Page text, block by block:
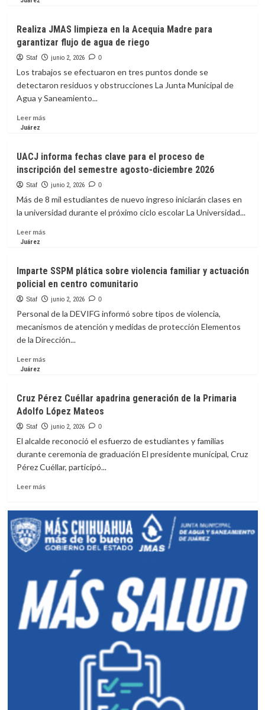
municipio
convocatoria
para
becas
de
acceso
a
para
aspirantes
de
UACJ.
Realiza JMAS limpieza en la Acequia Madre para
garantizar flujo de agua de riego
Staf junio 2, 2026 0
Los trabajos se efectuaron en tres puntos donde se
detectaron residuos y obstrucciones La Junta Municipal de
Agua y Saneamiento...
Leer másLeer
JMAS
limpieza
en
la
Madre
agua
de
riego
Juárez
UACJ informa fechas clave para el proceso de
inscripción del semestre agosto-diciembre 2026
Staf junio 2, 2026 0
Más de 8 mil estudiantes de nuevo ingreso iniciarán clases en
la universidad durante el próximo ciclo escolar La Universidad...
Leer másLeer
informa
fechas
clave
para
proceso
de
diciembre
2026
Juárez
Imparte SSPM plática sobre violencia familiar y actuación
policial en centro comunitario
Staf junio 2, 2026 0
Personal de la DEVIFG informó sobre tipos de violencia,
mecanismos de atención y medidas de protección Elementos
de la Dirección...
Leer másLeer
SSPM
plática
sobre
violencia
y
actuación
comunitario
Juárez
Cruz Pérez Cuéllar apadrina generación de la Primaria
Adolfo López Mateos
Staf junio 2, 2026 0
El alcalde reconoció el esfuerzo de estudiantes y familias
durante ceremonia de graduación El presidente municipal, Cruz
Pérez Cuéllar, participó...
Leer másLeer
Cruz
Pérez
Cuéllar
apadrina
la
Primaria
Adolfo
López
Mateos